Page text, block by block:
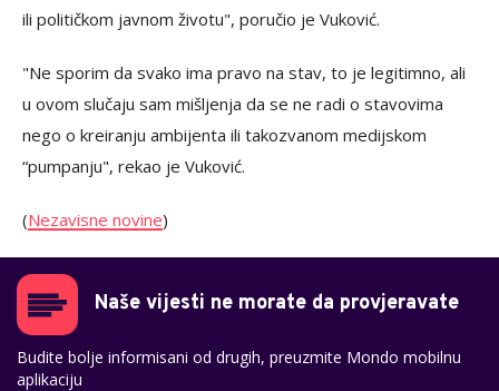
ili političkom javnom životu", poručio je Vuković.
"Ne sporim da svako ima pravo na stav, to je legitimno, ali
u ovom slučaju sam mišljenja da se ne radi o stavovima
nego o kreiranju ambijenta ili takozvanom medijskom
“pumpanju", rekao je Vuković.
(Nezavisne novine)
Naše vijesti ne morate da provjeravate
Budite bolje informisani od drugih, preuzmite Mondo mobilnu
aplikaciju